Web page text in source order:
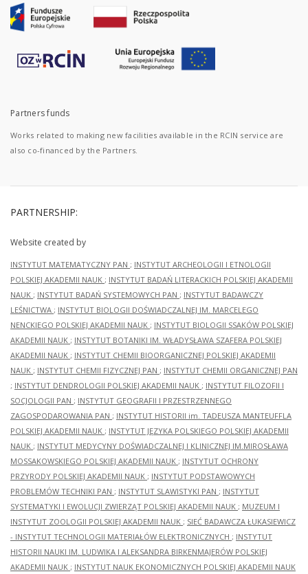
Partners funds
Works related to making new facilities available in the RCIN service are
also co-financed by the Partners.
PARTNERSHIP:
Website created by
INSTYTUT MATEMATYCZNY PAN ; INSTYTUT ARCHEOLOGII I ETNOLOGII
POLSKIEJ AKADEMII NAUK ; INSTYTUT BADAŃ LITERACKICH POLSKIEJ AKADEMII
NAUK ; INSTYTUT BADAŃ SYSTEMOWYCH PAN ; INSTYTUT BADAWCZY
LEŚNICTWA ; INSTYTUT BIOLOGII DOŚWIADCZALNEJ IM. MARCELEGO
NENCKIEGO POLSKIEJ AKADEMII NAUK ; INSTYTUT BIOLOGII SSAKÓW POLSKIEJ
AKADEMII NAUK ; INSTYTUT BOTANIKI IM. WŁADYSŁAWA SZAFERA POLSKIEJ
AKADEMII NAUK ; INSTYTUT CHEMII BIOORGANICZNEJ POLSKIEJ AKADEMII
NAUK ; INSTYTUT CHEMII FIZYCZNEJ PAN ; INSTYTUT CHEMII ORGANICZNEJ PAN
; INSTYTUT DENDROLOGII POLSKIEJ AKADEMII NAUK ; INSTYTUT FILOZOFII I
SOCJOLOGII PAN ; INSTYTUT GEOGRAFII I PRZESTRZENNEGO
ZAGOSPODAROWANIA PAN ; INSTYTUT HISTORII im. TADEUSZA MANTEUFFLA
POLSKIEJ AKADEMII NAUK ; INSTYTUT JĘZYKA POLSKIEGO POLSKIEJ AKADEMII
NAUK ; INSTYTUT MEDYCYNY DOŚWIADCZALNEJ I KLINICZNEJ IM.MIROSŁAWA
MOSSAKOWSKIEGO POLSKIEJ AKADEMII NAUK ; INSTYTUT OCHRONY
PRZYRODY POLSKIEJ AKADEMII NAUK ; INSTYTUT PODSTAWOWYCH
PROBLEMÓW TECHNIKI PAN ; INSTYTUT SLAWISTYKI PAN ; INSTYTUT
SYSTEMATYKI I EWOLUCJI ZWIERZĄT POLSKIEJ AKADEMII NAUK ; MUZEUM I
INSTYTUT ZOOLOGII POLSKIEJ AKADEMII NAUK ; SIEĆ BADAWCZA ŁUKASIEWICZ
- INSTYTUT TECHNOLOGII MATERIAŁÓW ELEKTRONICZNYCH ; INSTYTUT
HISTORII NAUKI IM. LUDWIKA I ALEKSANDRA BIRKENMAJERÓW POLSKIEJ
AKADEMII NAUK ; INSTYTUT NAUK EKONOMICZNYCH POLSKIEJ AKADEMII NAUK